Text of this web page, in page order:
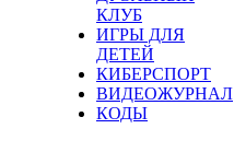
КЛУБ
ИГРЫ ДЛЯ
ДЕТЕЙ
КИБЕРСПОРТ
ВИДЕОЖУРНАЛ
КОДЫ